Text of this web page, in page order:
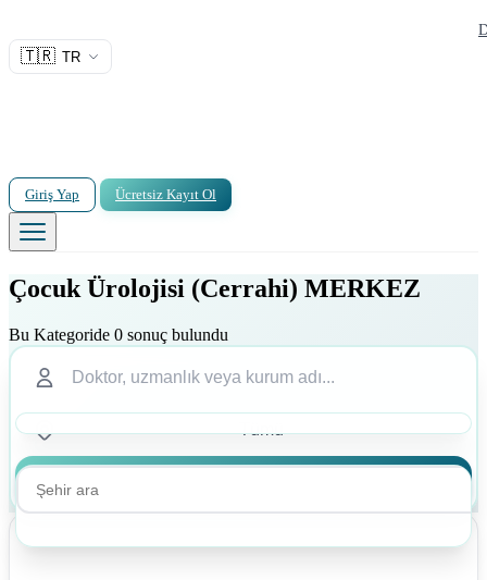
🇹🇷 TR
Giriş Yap Ücretsiz Kayıt Ol
Çocuk Ürolojisi (Cerrahi) MERKEZ
Bu Kategoride 0 sonuç bulundu